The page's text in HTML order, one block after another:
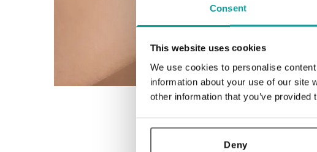
Consent
This website uses cookies
We use cookies to personalise
information about your use of our site
other information that you’ve
Deny